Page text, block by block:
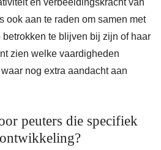
en verbeeldingskracht van
ook aan te raden om samen met
te blijven bij zijn of haar
zien welke vaardigheden
nog extra aandacht aan
peuters die specifiek